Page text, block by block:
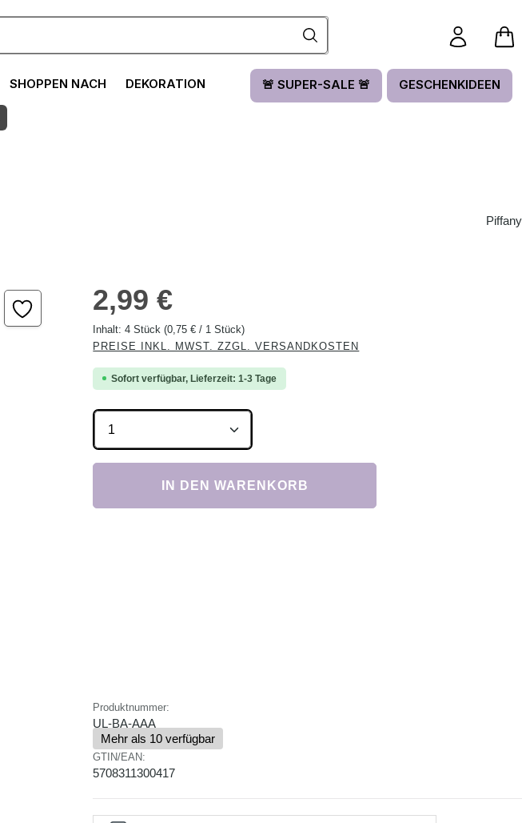
SHOPPEN NACH DEKORATION 🚨 SUPER-SALE 🚨 GESCHENKIDEEN
Piffany
2,99 €
Inhalt:4 Stück(0,75 € / 1 Stück)
PREISE INKL. MWST. ZZGL. VERSANDKOSTEN
Sofort verfügbar, Lieferzeit: 1-3 Tage
Produkt Anzahl: Gib den gewünschten Wert ein
IN DEN WARENKORB
Produktnummer:
UL-BA-AAA
Mehr als 10 verfügbar
GTIN/EAN:
5708311300417